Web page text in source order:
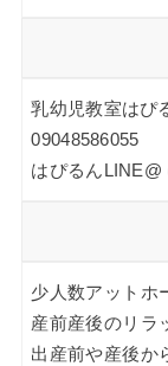
乳幼児教室は
09048586055
はぴるんLINE@
少人数アットホ
産前産後のリラ
出産前や産後か